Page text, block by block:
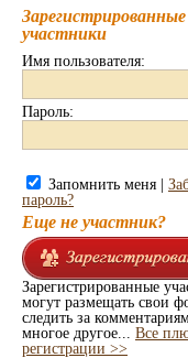
Зарегистрированные
участники
Имя пользователя:
Пароль:
Запомнить меня |
пароль?
Еще не участник?
Зарегистрированные
могут размещать свои
следить за
многое другое... Все
регистрации >>